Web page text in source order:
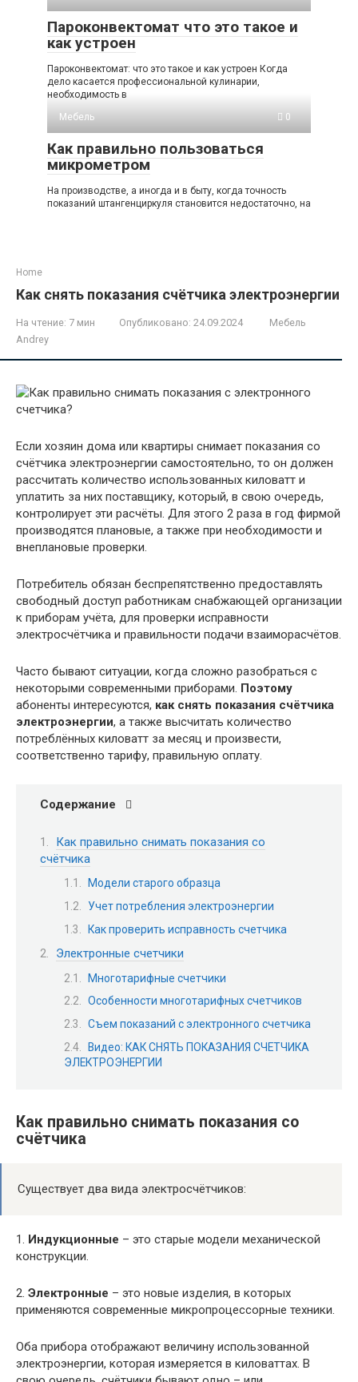
Пароконвектомат что это такое и
как устроен
Пароконвектомат: что это такое и как устроен Когда
дело касается профессиональной кулинарии,
необходимость в
Мебель
0
Как правильно пользоваться
микрометром
На производстве, а иногда и в быту, когда точность
показаний штангенциркуля становится недостаточно, на
Home
Как снять показания счётчика электроэнергии
На чтение: 7 мин Опубликовано: 24.09.2024
Мебель
Andrey
Если хозяин дома или квартиры снимает показания со
счётчика электроэнергии самостоятельно, то он должен
рассчитать количество использованных киловатт и
уплатить за них поставщику, который, в свою очередь,
контролирует эти расчёты. Для этого 2 раза в год фирмой
производятся плановые, а также при необходимости и
внеплановые проверки.
Потребитель обязан беспрепятственно предоставлять
свободный доступ работникам снабжающей организации
к приборам учёта, для проверки исправности
электросчётчика и правильности подачи взаиморасчётов.
Часто бывают ситуации, когда сложно разобраться с
некоторыми современными приборами. Поэтому
абоненты интересуются, как снять показания счётчика
электроэнергии, а также высчитать количество
потреблённых киловатт за месяц и произвести,
соответственно тарифу, правильную оплату.
Содержание
Как правильно снимать показания со
счётчика
Модели старого образца
Учет потребления электроэнергии
Как проверить исправность счетчика
Электронные счетчики
Многотарифные счетчики
Особенности многотарифных счетчиков
Съем показаний с электронного счетчика
Видео: КАК СНЯТЬ ПОКАЗАНИЯ СЧЕТЧИКА
ЭЛЕКТРОЭНЕРГИИ
Как правильно снимать показания со
счётчика
Существует два вида электросчётчиков:
1. Индукционные – это старые модели механической
конструкции.
2. Электронные – это новые изделия, в которых
применяются современные микропроцессорные техники.
Оба прибора отображают величину использованной
электроэнергии, которая измеряется в киловаттах. В